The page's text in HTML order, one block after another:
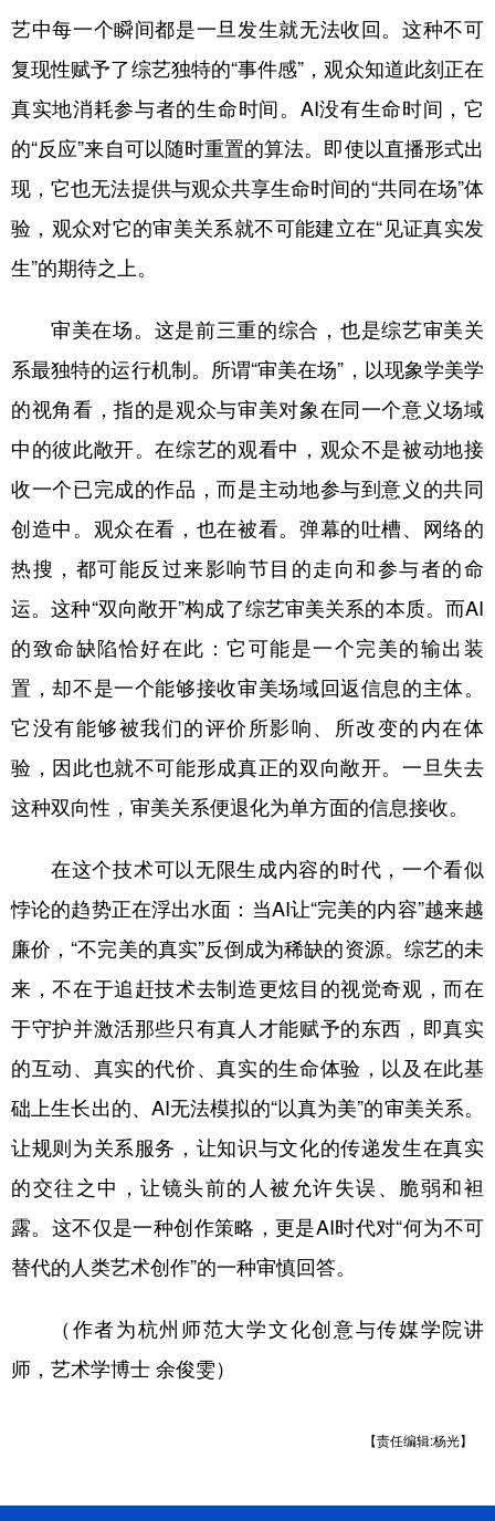
艺中每一个瞬间都是一旦发生就无法收回。这种不可
复现性赋予了综艺独特的“事件感”，观众知道此刻正在
真实地消耗参与者的生命时间。AI没有生命时间，它
的“反应”来自可以随时重置的算法。即使以直播形式出
现，它也无法提供与观众共享生命时间的“共同在场”体
验，观众对它的审美关系就不可能建立在“见证真实发
生”的期待之上。
审美在场。这是前三重的综合，也是综艺审美关
系最独特的运行机制。所谓“审美在场”，以现象学美学
的视角看，指的是观众与审美对象在同一个意义场域
中的彼此敞开。在综艺的观看中，观众不是被动地接
收一个已完成的作品，而是主动地参与到意义的共同
创造中。观众在看，也在被看。弹幕的吐槽、网络的
热搜，都可能反过来影响节目的走向和参与者的命
运。这种“双向敞开”构成了综艺审美关系的本质。而AI
的致命缺陷恰好在此：它可能是一个完美的输出装
置，却不是一个能够接收审美场域回返信息的主体。
它没有能够被我们的评价所影响、所改变的内在体
验，因此也就不可能形成真正的双向敞开。一旦失去
这种双向性，审美关系便退化为单方面的信息接收。
在这个技术可以无限生成内容的时代，一个看似
悖论的趋势正在浮出水面：当AI让“完美的内容”越来越
廉价，“不完美的真实”反倒成为稀缺的资源。综艺的未
来，不在于追赶技术去制造更炫目的视觉奇观，而在
于守护并激活那些只有真人才能赋予的东西，即真实
的互动、真实的代价、真实的生命体验，以及在此基
础上生长出的、AI无法模拟的“以真为美”的审美关系。
让规则为关系服务，让知识与文化的传递发生在真实
的交往之中，让镜头前的人被允许失误、脆弱和袒
露。这不仅是一种创作策略，更是AI时代对“何为不可
替代的人类艺术创作”的一种审慎回答。
（作者为杭州师范大学文化创意与传媒学院讲
师，艺术学博士 余俊雯）
【责任编辑:杨光】